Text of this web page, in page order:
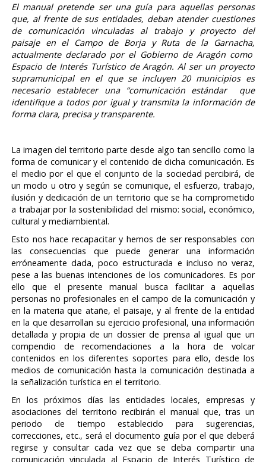
El manual pretende ser una guía para aquellas personas
que, al frente de sus entidades, deban atender cuestiones
de comunicación vinculadas al trabajo y proyecto del
paisaje en el Campo de Borja y Ruta de la Garnacha,
actualmente declarado por el Gobierno de Aragón como
Espacio de Interés Turístico de Aragón. Al ser un proyecto
supramunicipal en el que se incluyen 20 municipios es
necesario establecer una “comunicación estándar que
identifique a todos por igual y transmita la información de
forma clara, precisa y transparente.
La imagen del territorio parte desde algo tan sencillo como la
forma de comunicar y el contenido de dicha comunicación. Es
el medio por el que el conjunto de la sociedad percibirá, de
un modo u otro y según se comunique, el esfuerzo, trabajo,
ilusión y dedicación de un territorio que se ha comprometido
a trabajar por la sostenibilidad del mismo: social, económico,
cultural y mediambiental.
Esto nos hace recapacitar y hemos de ser responsables con
las consecuencias que puede generar una información
erróneamente dada, poco estructurada e incluso no veraz,
pese a las buenas intenciones de los comunicadores. Es por
ello que el presente manual busca facilitar a aquellas
personas no profesionales en el campo de la comunicación y
en la materia que atañe, el paisaje, y al frente de la entidad
en la que desarrollan su ejercicio profesional, una información
detallada y propia de un dossier de prensa al igual que un
compendio de recomendaciones a la hora de volcar
contenidos en los diferentes soportes para ello, desde los
medios de comunicación hasta la comunicación destinada a
la señalización turística en el territorio.
En los próximos días las entidades locales, empresas y
asociaciones del territorio recibirán el manual que, tras un
periodo de tiempo establecido para sugerencias,
correcciones, etc., será el documento guía por el que deberá
regirse y consultar cada vez que se deba compartir una
comunicación vinculada al Espacio de Interés Turístico de